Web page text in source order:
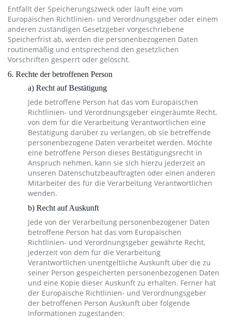
Entfällt der Speicherungszweck oder läuft eine vom
Europäischen Richtlinien- und Verordnungsgeber oder einem
anderen zuständigen Gesetzgeber vorgeschriebene
Speicherfrist ab, werden die personenbezogenen Daten
routinemäßig und entsprechend den gesetzlichen
Vorschriften gesperrt oder gelöscht.
6. Rechte der betroffenen Person
a) Recht auf Bestätigung
Jede betroffene Person hat das vom Europäischen
Richtlinien- und Verordnungsgeber eingeräumte Recht,
von dem für die Verarbeitung Verantwortlichen eine
Bestätigung darüber zu verlangen, ob sie betreffende
personenbezogene Daten verarbeitet werden. Möchte
eine betroffene Person dieses Bestätigungsrecht in
Anspruch nehmen, kann sie sich hierzu jederzeit an
unseren Datenschutzbeauftragten oder einen anderen
Mitarbeiter des für die Verarbeitung Verantwortlichen
wenden.
b) Recht auf Auskunft
Jede von der Verarbeitung personenbezogener Daten
betroffene Person hat das vom Europäischen
Richtlinien- und Verordnungsgeber gewährte Recht,
jederzeit von dem für die Verarbeitung
Verantwortlichen unentgeltliche Auskunft über die zu
seiner Person gespeicherten personenbezogenen Daten
und eine Kopie dieser Auskunft zu erhalten. Ferner hat
der Europäische Richtlinien- und Verordnungsgeber
der betroffenen Person Auskunft über folgende
Informationen zugestanden: